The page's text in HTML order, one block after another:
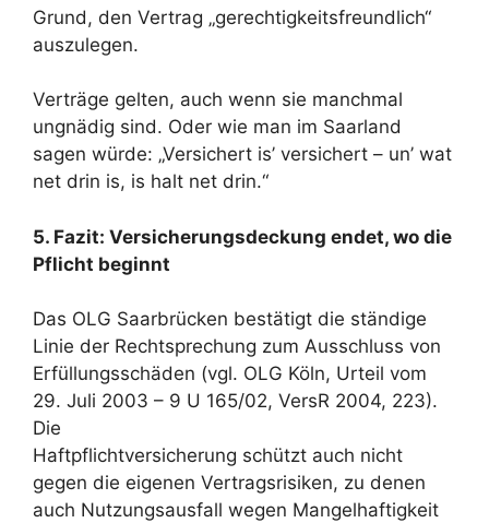
Grund, den Vertrag „gerechtigkeitsfreundlich“
auszulegen.
Verträge gelten, auch wenn sie manchmal
ungnädig sind. Oder wie man im Saarland
sagen würde: „Versichert is’ versichert – un’ wat
net drin is, is halt net drin.“
5. Fazit: Versicherungsdeckung endet, wo die
Pflicht beginnt
Das OLG Saarbrücken bestätigt die ständige
Linie der Rechtsprechung zum Ausschluss von
Erfüllungsschäden (vgl. OLG Köln, Urteil vom
29. Juli 2003 – 9 U 165/02, VersR 2004, 223).
Die
Haftpflichtversicherung schützt auch nicht
gegen die eigenen Vertragsrisiken, zu denen
auch Nutzungsausfall wegen Mangelhaftigkeit